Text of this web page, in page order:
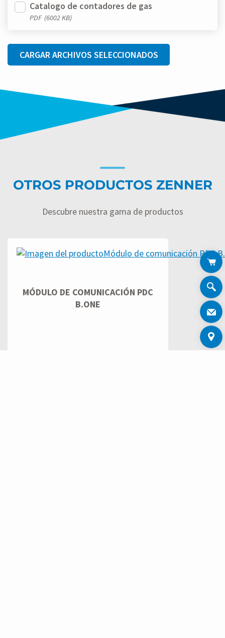
Catalogo de contadores de gas
PDF (6002 KB)
CARGAR ARCHIVOS SELECCIONADOS
OTROS PRODUCTOS ZENNER
Descubre nuestra gama de productos
MÓDULO DE COMUNICACIÓN PDC
B.ONE